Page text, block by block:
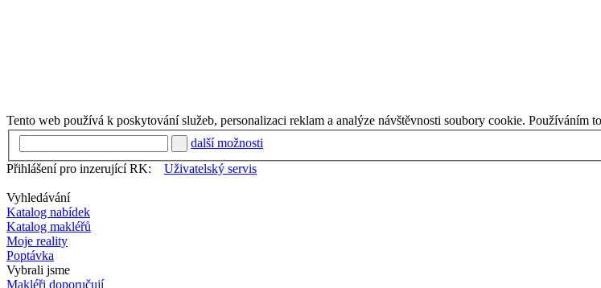
Tento web používá k poskytování služeb, personalizaci reklam a analýze návštěvnosti soubory cookie. Používáním
další možnosti
Přihlášení pro inzerující RK:
Uživatelský servis
Vyhledávání
Katalog nabídek
Katalog makléřů
Moje reality
Poptávka
Vybrali jsme
Makléři doporučují